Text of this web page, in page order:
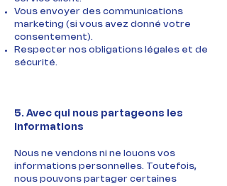
Vous envoyer des communications
marketing (si vous avez donné votre
consentement).
Respecter nos obligations légales et de
sécurité.
5. Avec qui nous partageons les
informations
Nous ne vendons ni ne louons vos
informations personnelles. Toutefois,
nous pouvons partager certaines